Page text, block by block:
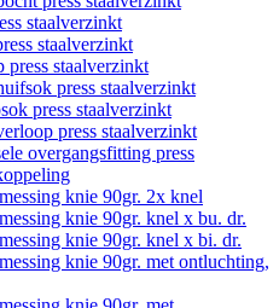
staalverzinkt
staalverzinkt
press staalverzinkt
press staalverzinkt
press staalverzinkt
press staalverzinkt
overgangsfitting press
knie 90gr. 2x knel
knie 90gr. knel x bu. dr.
knie 90gr. knel x bi. dr.
knie 90gr. met ontluchting,